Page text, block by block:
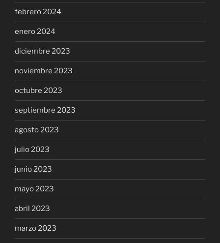
febrero 2024
enero 2024
diciembre 2023
noviembre 2023
octubre 2023
septiembre 2023
agosto 2023
julio 2023
junio 2023
mayo 2023
abril 2023
marzo 2023